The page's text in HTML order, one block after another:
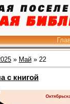
» Май » 22
с книгой